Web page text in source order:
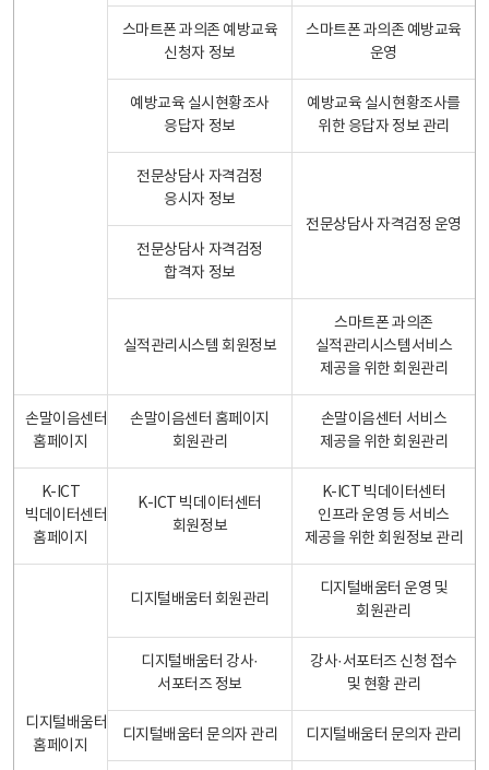
스마트폰 과의존 예방교육
신청자 정보
스마트폰 과의존 예방교육
운영
예방교육 실시현황조사
응답자 정보
예방교육 실시현황조사를
위한 응답자 정보 관리
전문상담사 자격검정
응시자 정보
전문상담사 자격검정 운영
전문상담사 자격검정
합격자 정보
실적관리시스템 회원정보
스마트폰 과의존
실적관리시스템서비스
제공을 위한 회원관리
손말이음센터
홈페이지
손말이음센터 홈페이지
회원관리
손말이음센터 서비스
제공을 위한 회원관리
K-ICT
빅데이터센터
홈페이지
K-ICT 빅데이터센터
회원정보
K-ICT 빅데이터센터
인프라 운영 등 서비스
제공을 위한 회원정보 관리
디지털배움터
홈페이지
디지털배움터 회원관리
디지털배움터 운영 및
회원관리
디지털배움터 강사·
서포터즈 정보
강사·서포터즈 신청 접수
및 현황 관리
디지털배움터 문의자 관리 디지털배움터 문의자 관리